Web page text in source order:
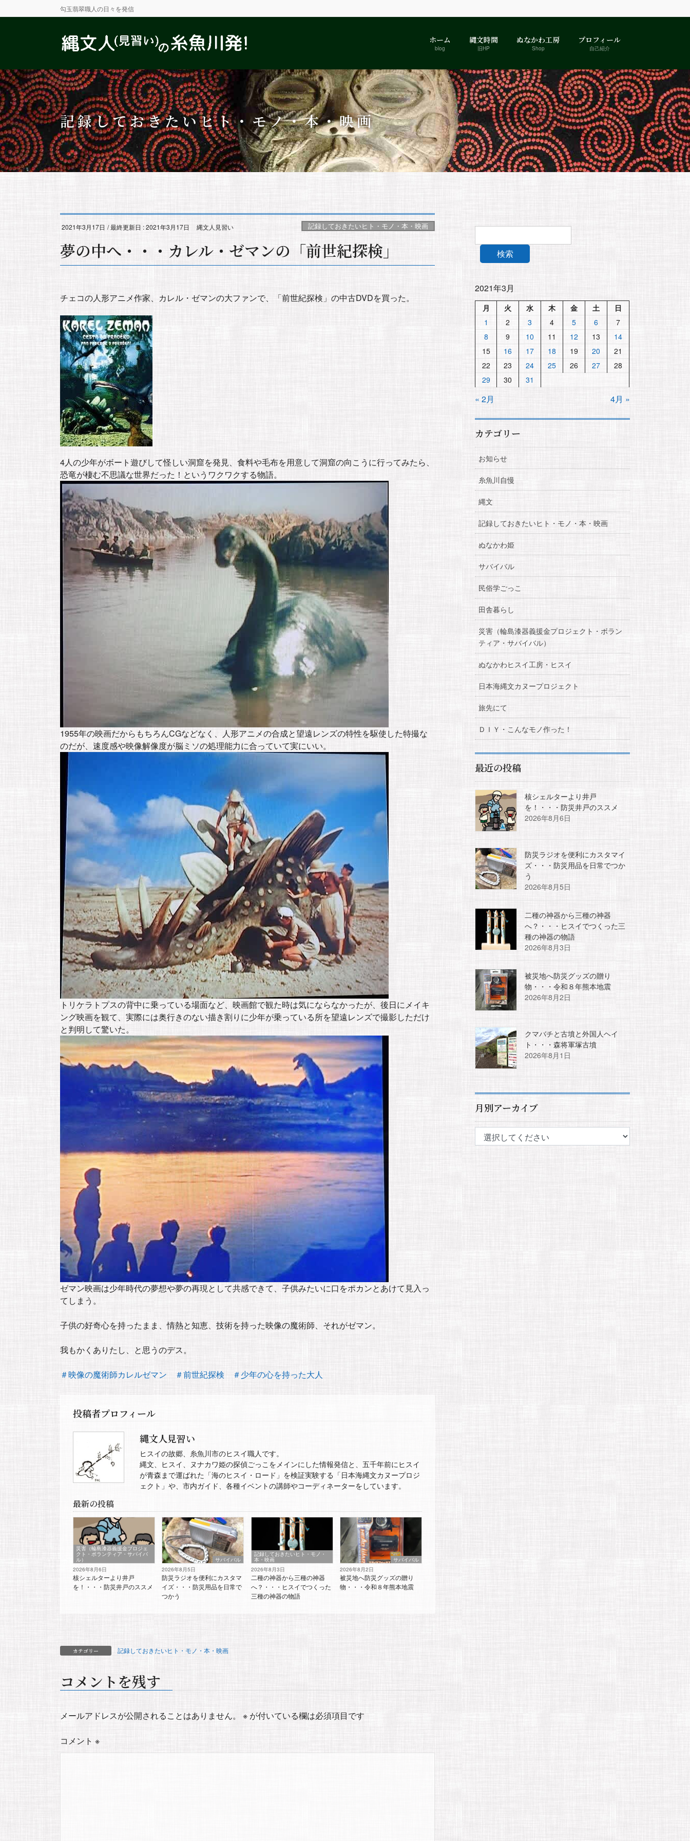
勾玉翡翠職人の日々を発信
ホーム
blog
縄文時間
旧HP
ぬなかわ工房
Shop
プロフィール
自己紹介
記録しておきたいヒト・モノ・本・映画
2021年3月17日 / 最終更新日 :2021年3月17日 縄文人見習い 記録しておきたいヒト・モノ・本・映画
夢の中へ・・・カレル・ゼマンの「前世紀探検」
チェコの人形アニメ作家、カレル・ゼマンの大ファンで、「前世紀探検」の中古DVDを買った。
4人の少年がボート遊びして怪しい洞窟を発見、食料や毛布を用意して洞窟の向こうに行ってみたら、
恐竜が棲む不思議な世界だった！というワクワクする物語。
1955年の映画だからもちろんCGなどなく、人形アニメの合成と望遠レンズの特性を駆使した特撮な
のだが、速度感や映像解像度が脳ミソの処理能力に合っていて実にいい。
トリケラトプスの背中に乗っている場面など、映画館で観た時は気にならなかったが、後日にメイキ
ング映画を観て、実際には奥行きのない描き割りに少年が乗っている所を望遠レンズで撮影しただけ
と判明して驚いた。
ゼマン映画は少年時代の夢想や夢の再現として共感できて、子供みたいに口をポカンとあけて見入っ
てしまう。
子供の好奇心を持ったまま、情熱と知恵、技術を持った映像の魔術師、それがゼマン。
我もかくありたし、と思うのデス。
＃映像の魔術師カレルゼマン ＃前世紀探検 ＃少年の心を持った大人
投稿者プロフィール
縄文人見習い
ヒスイの故郷、糸魚川市のヒスイ職人です。
縄文、ヒスイ、ヌナカワ姫の探偵ごっこをメインにした情報発信と、五千年前にヒスイ
が青森まで運ばれた「海のヒスイ・ロード」を検証実験する「日本海縄文カヌープロジ
ェクト」や、市内ガイド、各種イベントの講師やコーディネーターをしています。
最新の投稿
災害（輪島漆器義援金プロジェ
クト・ボランティア・サバイバ
ル）
2026年8月6日
核シェルターより井戸
を！・・・防災井戸のススメ
サバイバル
2026年8月5日
防災ラジオを便利にカスタマ
イズ・・・防災用品を日常で
つかう
記録しておきたいヒト・モノ・
本・映画
2026年8月3日
二種の神器から三種の神器
へ？・・・ヒスイでつくった
三種の神器の物語
サバイバル
2026年8月2日
被災地へ防災グッズの贈り
物・・・令和８年熊本地震
カテゴリー 記録しておきたいヒト・モノ・本・映画
コメントを残す
メールアドレスが公開されることはありません。 ※ が付いている欄は必須項目です
コメント ※
検索
2021年3月
月 火 水 木 金 土
日
1
2 3 4 5 6
7
8
9 10 11 12 13
14
15
16 17 18 19 20
21
22
23 24 25 26 27
28
29
30 31
« 2月 4月 »
カテゴリー
お知らせ
糸魚川自慢
縄文
記録しておきたいヒト・モノ・本・映画
ぬなかわ姫
サバイバル
民俗学ごっこ
田舎暮らし
災害（輪島漆器義援金プロジェクト・ボラン
ティア・サバイバル）
ぬなかわヒスイ工房・ヒスイ
日本海縄文カヌープロジェクト
旅先にて
ＤＩＹ・こんなモノ作った！
最近の投稿
核シェルターより井戸
を！・・・防災井戸のススメ
2026年8月6日
防災ラジオを便利にカスタマイ
ズ・・・防災用品を日常でつか
う
2026年8月5日
二種の神器から三種の神器
へ？・・・ヒスイでつくった三
種の神器の物語
2026年8月3日
被災地へ防災グッズの贈り
物・・・令和８年熊本地震
2026年8月2日
クマバチと古墳と外国人ヘイ
ト・・・森将軍塚古墳
2026年8月1日
月別アーカイブ